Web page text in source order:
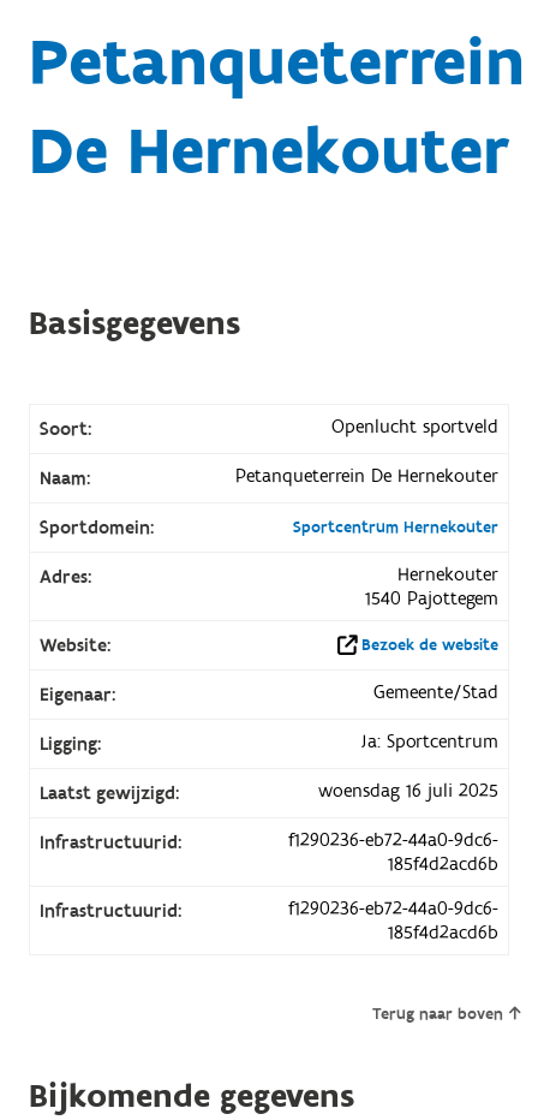
Petanqueterrein
De Hernekouter
Basisgegevens
Soort: Openlucht sportveld
Naam: Petanqueterrein De Hernekouter
Sportdomein: Sportcentrum Hernekouter
Adres:
Hernekouter
1540 Pajottegem
Website:
Bezoek de website
Eigenaar: Gemeente/Stad
Ligging: Ja: Sportcentrum
Laatst gewijzigd: woensdag 16 juli 2025
Infrastructuurid:
f1290236-eb72-44a0-9dc6-
185f4d2acd6b
Infrastructuurid:
f1290236-eb72-44a0-9dc6-
185f4d2acd6b
Terug naar boven
Bijkomende gegevens